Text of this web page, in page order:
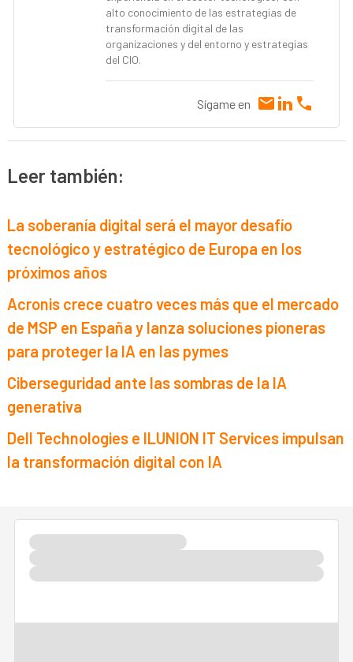
alto conocimiento de las estrategias de
transformación digital de las
organizaciones y del entorno y estrategias
del CIO.
Sígame en
Leer también:
La soberanía digital será el mayor desafío
tecnológico y estratégico de Europa en los
próximos años
Acronis crece cuatro veces más que el mercado
de MSP en España y lanza soluciones pioneras
para proteger la IA en las pymes
Ciberseguridad ante las sombras de la IA
generativa
Dell Technologies e ILUNION IT Services impulsan
la transformación digital con IA